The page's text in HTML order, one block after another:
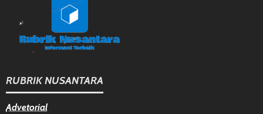
RUBRIK NUSANTARA
Advetorial